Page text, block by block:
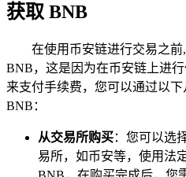
获取 BNB
在使用币安链进行交易之
BNB，这是因为在币安链上进
来支付手续费，您可以通过以
BNB：
从交易所购买：您可以选
易所，如币安等，使用法